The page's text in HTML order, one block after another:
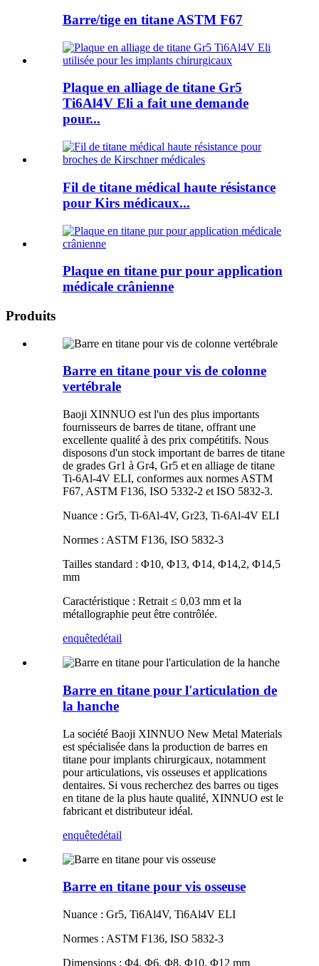
Barre/tige en titane ASTM F67
Plaque en alliage de titane Gr5
Ti6Al4V Eli a fait une demande
pour...
Fil de titane médical haute résistance
pour Kirs médicaux...
Plaque en titane pur pour application
médicale crânienne
Produits
Barre en titane pour vis de colonne
vertébrale
Baoji XINNUO est l'un des plus importants
fournisseurs de barres de titane, offrant une
excellente qualité à des prix compétitifs. Nous
disposons d'un stock important de barres de titane
de grades Gr1 à Gr4, Gr5 et en alliage de titane
Ti-6Al-4V ELI, conformes aux normes ASTM
F67, ASTM F136, ISO 5332-2 et ISO 5832-3.
Nuance : Gr5, Ti-6Al-4V, Gr23, Ti-6Al-4V ELI
Normes : ASTM F136, ISO 5832-3
Tailles standard : Φ10, Φ13, Φ14, Φ14,2, Φ14,5
mm
Caractéristique : Retrait ≤ 0,03 mm et la
métallographie peut être contrôlée.
enquêtedétail
Barre en titane pour l'articulation de
la hanche
La société Baoji XINNUO New Metal Materials
est spécialisée dans la production de barres en
titane pour implants chirurgicaux, notamment
pour articulations, vis osseuses et applications
dentaires. Si vous recherchez des barres ou tiges
en titane de la plus haute qualité, XINNUO est le
fabricant et distributeur idéal.
enquêtedétail
Barre en titane pour vis osseuse
Nuance : Gr5, Ti6Al4V, Ti6Al4V ELI
Normes : ASTM F136, ISO 5832-3
Dimensions : Φ4, Φ6, Φ8, Φ10, Φ12 mm